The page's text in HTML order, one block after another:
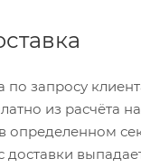
по запросу
из расчёта
определенном
доставки